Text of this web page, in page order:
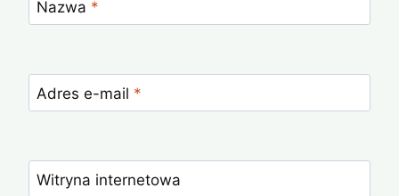
Nazwa *
Adres e-mail *
Witryna internetowa